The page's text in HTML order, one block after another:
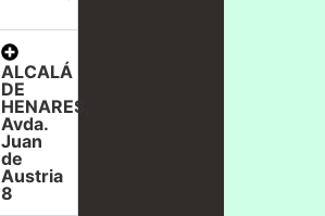
ALCALÁ
DE
HENARES,
Avda.
Juan
de
Austria
8